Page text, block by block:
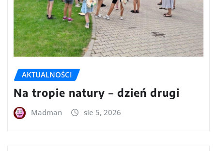
AKTUALNOŚCI
Na tropie natury – dzień drugi
Madman sie 5, 2026